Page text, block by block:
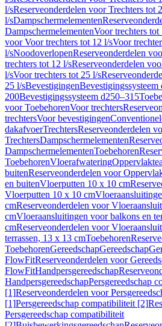
l/sReserveonderdelen voor Trechters tot
l/sDampschermelementen
DampschermelementenVoor trechters tot
voor Voor trechters tot 12 l/sVoor
l/sNoodoverlopenReserveonderdelen
trechters tot 12 l/sReserveonderdelen
l/sVoor trechters tot 25 l/s
25 l/sBevestigingenBevestigingssysteem
200Bevestigingssysteem d250–315
voor ToebehorenVoor trechters
trechtersVoor bevestigingen
dakafvoerTrechtersReserveonderdelen
TrechtersDampschermelementen
DampschermelementenToebehoren
ToebehorenVloerafwatering
buitenReserveonderdelen voor
en buitenVloerputten 10 x 10 cm
Vloerputten 10 x 10 cm
cmReserveonderdelen voor
cmVloeraansluitingen voor balkons en
cmReserveonderdelen voor
terrassen, 13 x 13 cmToebehoren
ToebehorenGereedschapGereedschap
FlowFitReserveonderdelen voor
FlowFitHandpersgereedschap
HandpersgereedschapPersgereedschap
[1]Reserveonderdelen voor
[1]Persgereedschap compatibiliteit [2]
Persgereedschap compatibiliteit